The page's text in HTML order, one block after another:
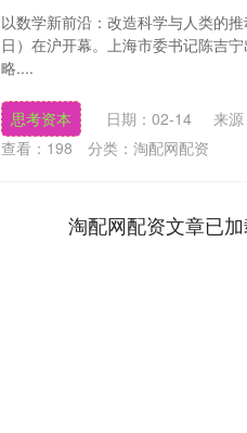
以数学新前沿：改造科学与人类的
日）在沪开幕。上海市委书记陈吉
略....
思考资本 日期：02-14
来
查看： 198 分类： 淘配网配资
淘配网配资文章已
200.89 1.42%